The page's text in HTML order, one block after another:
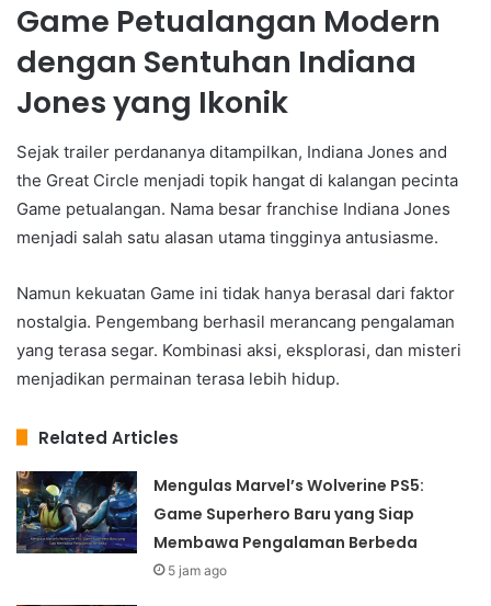
Game Petualangan Modern
dengan Sentuhan Indiana
Jones yang Ikonik
Sejak trailer perdananya ditampilkan, Indiana Jones and
the Great Circle menjadi topik hangat di kalangan pecinta
Game petualangan. Nama besar franchise Indiana Jones
menjadi salah satu alasan utama tingginya antusiasme.
Namun kekuatan Game ini tidak hanya berasal dari faktor
nostalgia. Pengembang berhasil merancang pengalaman
yang terasa segar. Kombinasi aksi, eksplorasi, dan misteri
menjadikan permainan terasa lebih hidup.
Related Articles
Mengulas Marvel’s Wolverine PS5:
Game Superhero Baru yang Siap
Membawa Pengalaman Berbeda
5 jam ago